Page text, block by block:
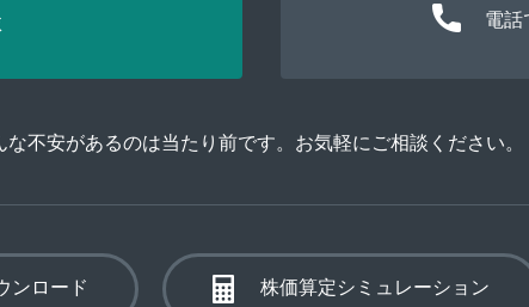
電話
不安があるのは当たり前です。お気軽にご相談ください。
ンロード 株価算定シミュレーション